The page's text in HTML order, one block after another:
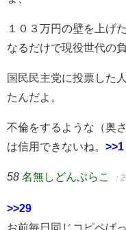
１０３万円の壁を上げ
なるだけで現役世代の
国民民主党に投票した
たんだよ。
不倫をするような（奥
は信用できないね。 >>1
58 名無しどんぶらこ ：
>>29
お前毎日同じコピペば